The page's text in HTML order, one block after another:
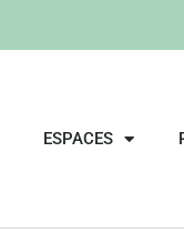
ESPACES